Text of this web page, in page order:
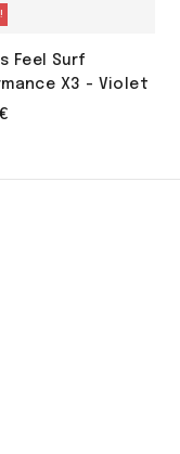
Feel Surf
X3 - Violet